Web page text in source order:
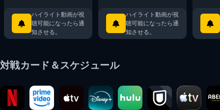
ハイライト動画が視
聴可能になったら通
知させる。
ハイライト動画が視
聴可能になったら通
知させる。
対戦カード＆スケジュール